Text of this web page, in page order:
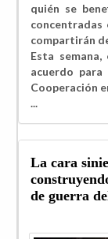
quién se
concentradas
compartirán
Esta
acuerdo
Cooperación
...
La cara
de guerra